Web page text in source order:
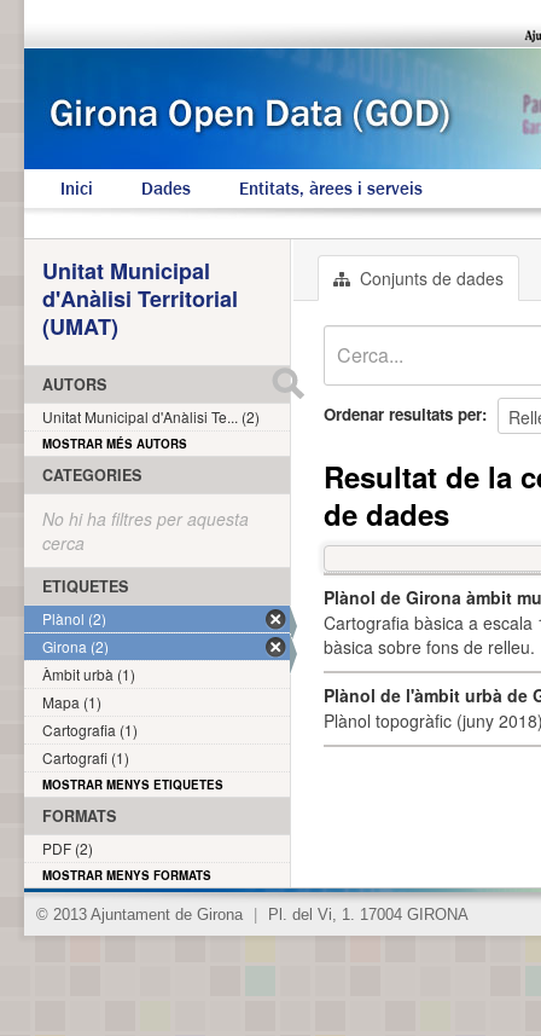
Inici Dades Entitats, àrees i serveis
Conjunts de dades
Ordenar resultats per
Resultat de la
de dades
Plànol de Girona àmbit
Cartografia bàsica a
bàsica sobre fons de
Plànol de l'àmbit urbà de
Plànol topogràfic (juny
Unitat Municipal
d'Anàlisi Territorial
(UMAT)
AUTORS
Unitat Municipal d'Anàlisi Te... (2)
MOSTRAR MÉS AUTORS
CATEGORIES
No hi ha filtres per aquesta
cerca
ETIQUETES
Plànol (2)
Girona (2)
Àmbit urbà (1)
Mapa (1)
Cartografia (1)
Cartografi (1)
MOSTRAR MENYS ETIQUETES
FORMATS
PDF (2)
MOSTRAR MENYS FORMATS
© 2013 Ajuntament de Girona Pl. del Vi, 1. 17004 GIRONA